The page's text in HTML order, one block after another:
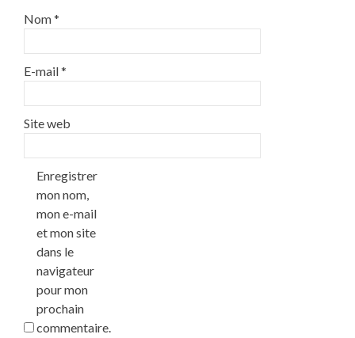
Nom*
E-mail*
Site web
Enregistrer
mon nom,
mon e-mail
et mon site
dans le
navigateur
pour mon
prochain
commentaire.